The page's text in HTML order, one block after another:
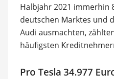
Halbjahr 2021 immerhin
deutschen Marktes und
Audi ausmachten,
häufigsten
Pro Tesla 34.977